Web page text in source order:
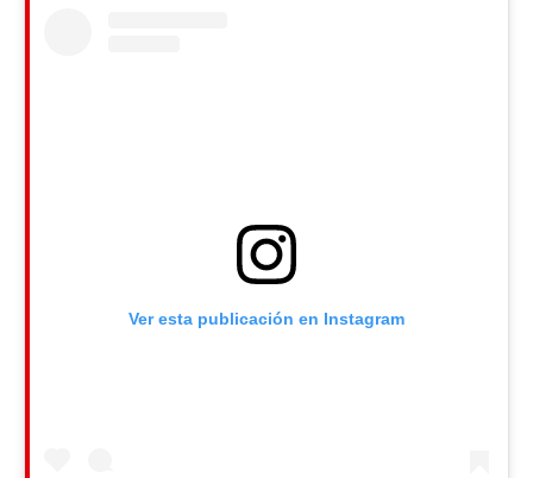
Ver esta publicación en Instagram